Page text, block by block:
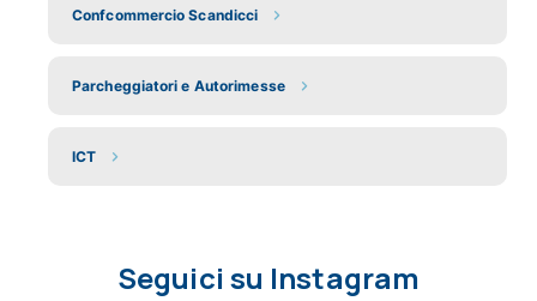
Confcommercio Scandicci
Parcheggiatori e Autorimesse
ICT
Seguici su Instagram